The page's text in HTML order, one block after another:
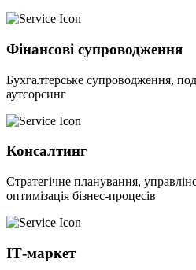
Фінансові супроводження
Бухгалтерське супроводження,
аутсорсинг
Консалтинг
Стратегічне планування,
оптимізація бізнес-процесів
ІТ-маркет